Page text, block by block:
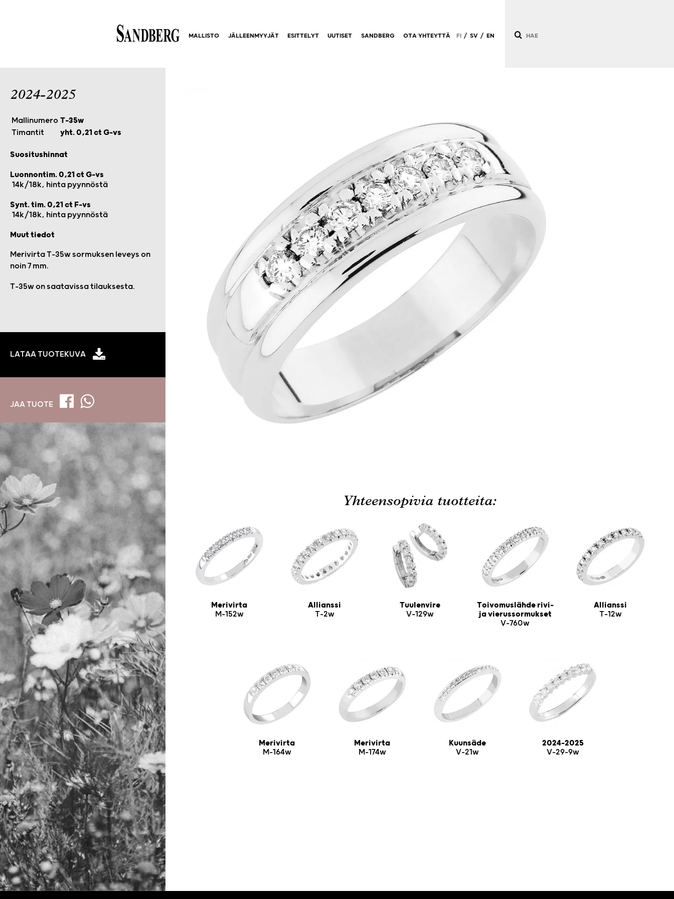
2024-2025
Mallinumero T-35w
Timantit
yht. 0,21 ct G-vs
Suositushinnat
Luonnontim. 0,21 ct G-vs
14k/18k, hinta pyynnöstä
Synt. tim. 0,21 ct F-vs
14k/18k, hinta pyynnöstä
Muut tiedot
Merivirta T-35w sormuksen leveys on
noin 7 mm.
T-35w on saatavissa tilauksesta.
LATAA TUOTEKUVA
JAA TUOTE
Yhteensopivia tuotteita:
Merivirta
M-152w
Allianssi
T-2w
Tuulenvire
V-129w
Toivomuslähde rivi-
ja vierussormukset
V-760w
Allianssi
T-12w
Merivirta
M-164w
Merivirta
M-174w
Kuunsäde
V-21w
2024-2025
V-29-9w
MALLISTO JÄLLEENMYYJÄT ESITTELYT UUTISET SANDBERG OTA YHTEYTTÄ FI / SV / EN